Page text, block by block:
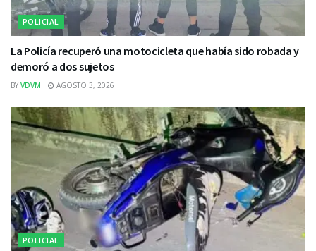
POLICIAL
La Policía recuperó una motocicleta que había sido robada y
demoró a dos sujetos
BY VDVM AGOSTO 3, 2026
POLICIAL